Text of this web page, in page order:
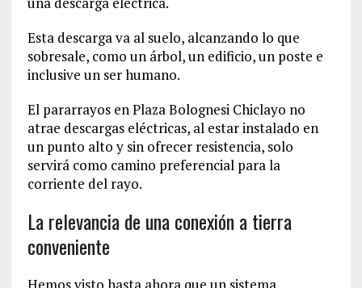
Esta descarga va al suelo, alcanzando lo que
sobresale, como un árbol, un edificio, un poste e
inclusive un ser humano.
El pararrayos en Plaza Bolognesi Chiclayo no
atrae descargas eléctricas, al estar instalado en
un punto alto y sin ofrecer resistencia, solo
servirá como camino preferencial para la
corriente del rayo.
La relevancia de una conexión a tierra
conveniente
Hemos visto hasta ahora que un sistema